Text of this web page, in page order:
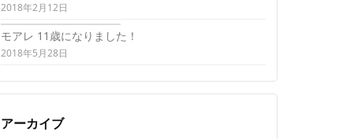
2018年2月12日
モアレ 11歳になりました！
2018年5月28日
アーカイブ